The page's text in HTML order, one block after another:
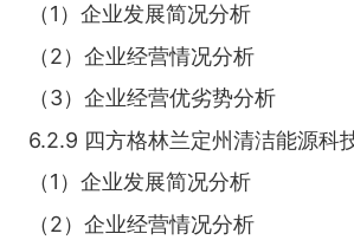
（1）企业发展简况分析
（2）企业经营情况分析
（3）企业经营优劣势分析
6.2.9 四方格林兰定州清洁能源科
（1）企业发展简况分析
（2）企业经营情况分析